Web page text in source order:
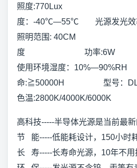
照度:770Lux 工
度：-40℃—55℃ 光源发光效
照明范围: 40CM 光
度 功率:6W
使用环境湿度：
命:≧50000H 型号：DL-
色温:2800K/4000K/6000K
高科技-----半导体光源是当前最
节 能-----低能耗设计，150小时
长 寿-----长寿命光源，10年不用